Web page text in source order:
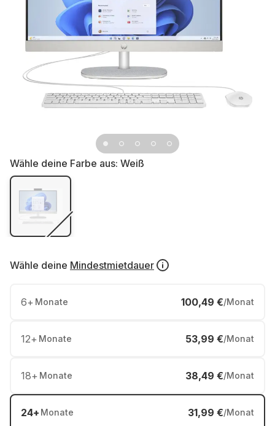
Wähle deine Farbe aus: Weiß
Wähle deine Mindestmietdauer
6+ Monate 100,49 €/Monat
12+ Monate 53,99 €/Monat
18+ Monate 38,49 €/Monat
24+ Monate 31,99 €/Monat